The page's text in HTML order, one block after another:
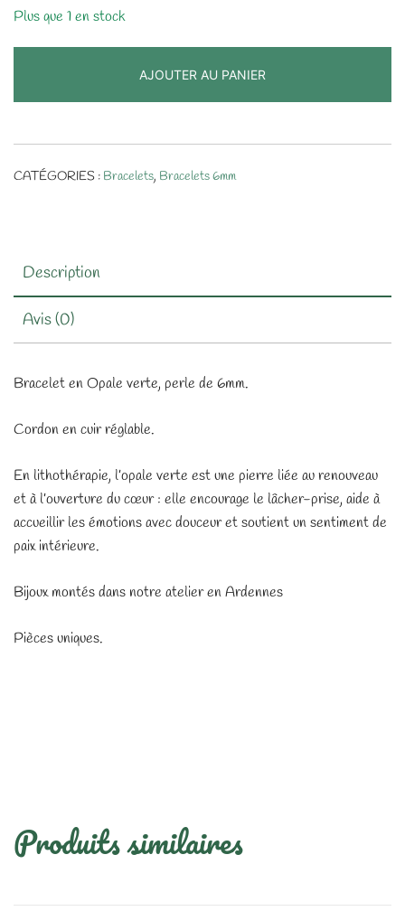
Plus que 1 en stock
AJOUTER AU PANIER
CATÉGORIES : Bracelets, Bracelets 6mm
Description
Avis (0)
Bracelet en Opale verte, perle de 6mm.
Cordon en cuir réglable.
En lithothérapie, l’opale verte est une pierre liée au renouveau
et à l’ouverture du cœur : elle encourage le lâcher-prise, aide à
accueillir les émotions avec douceur et soutient un sentiment de
paix intérieure.
Bijoux montés dans notre atelier en Ardennes
Pièces uniques.
Produits similaires